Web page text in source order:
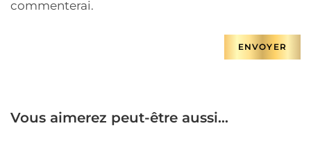
commenterai.
Vous aimerez peut-être aussi…